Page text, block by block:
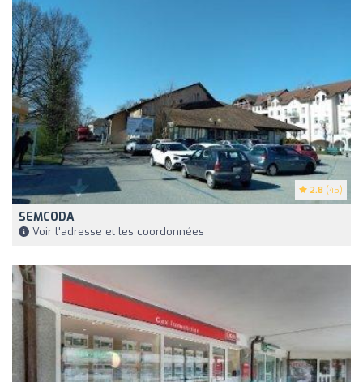
2.8 (45)
SEMCODA
Voir l'adresse et les coordonnées